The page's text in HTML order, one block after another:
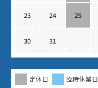
23 24 25
30 31
定休日 臨時休業日